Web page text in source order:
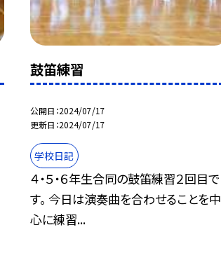
鼓笛練習
公開日 2024/07/17
更新日 2024/07/17
学校日記
４・５・６年生合同の鼓笛練習２回目で
す。 今日は演奏曲を合わせることを中
心に練習...